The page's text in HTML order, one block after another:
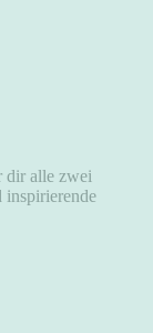
dir alle zwei
inspirierende